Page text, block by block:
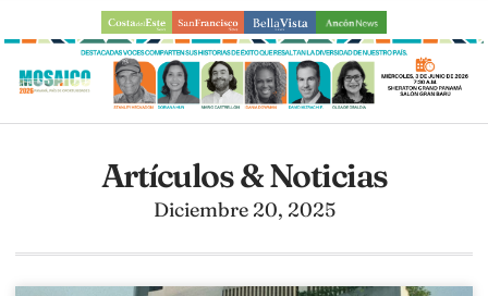
Artículos & Noticias
Diciembre 20, 2025